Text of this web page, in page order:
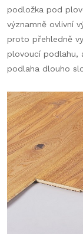
podložka pod
významně ovlivní
proto přehledně
plovoucí podlahu,
podlaha dlouho